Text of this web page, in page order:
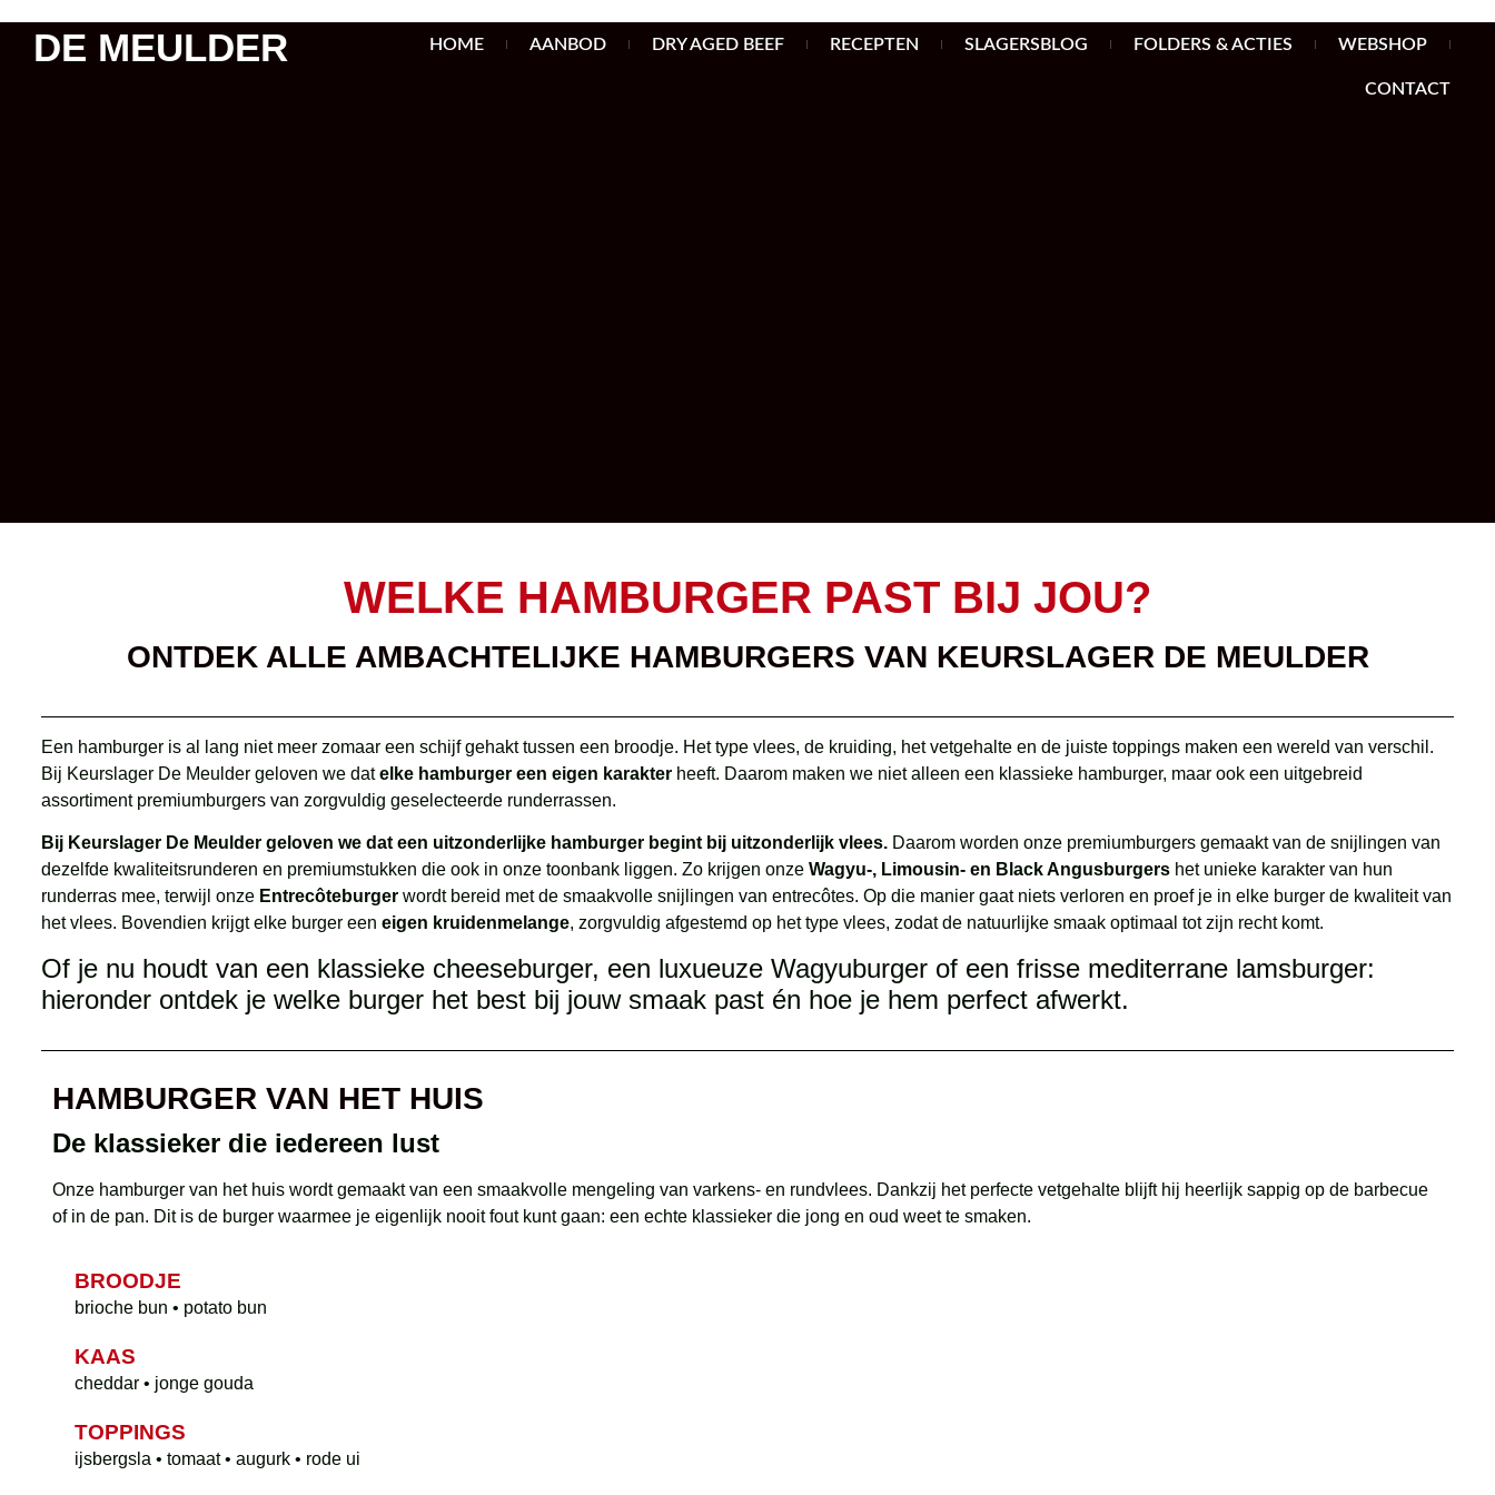
DE MEULDER HOME AANBOD DRY AGED BEEF RECEPTEN SLAGERSBLOG FOLDERS & ACTIES WEBSHOP
CONTACT
WELKE HAMBURGER PAST BIJ JOU?
ONTDEK ALLE AMBACHTELIJKE HAMBURGERS VAN KEURSLAGER DE MEULDER
Een hamburger is al lang niet meer zomaar een schijf gehakt tussen een broodje. Het type vlees, de kruiding, het vetgehalte en de juiste toppings maken een wereld van verschil.
Bij Keurslager De Meulder geloven we datelke hamburger een eigen karakter heeft. Daarom maken we niet alleen een klassieke hamburger, maar ook een uitgebreid
assortiment premiumburgers van zorgvuldig geselecteerde runderrassen.
Bij Keurslager De Meulder geloven we dat een uitzonderlijke hamburger begint bij uitzonderlijk vlees. Daarom worden onze premiumburgers gemaakt van de snijlingen van
dezelfde kwaliteitsrunderen en premiumstukken die ook in onze toonbank liggen. Zo krijgen onze Wagyu-, Limousin- en Black Angusburgers het unieke karakter van hun
runderras mee, terwijl onze Entrecôteburger wordt bereid met de smaakvolle snijlingen van entrecôtes. Op die manier gaat niets verloren en proef je in elke burger de kwaliteit van
het vlees. Bovendien krijgt elke burger een eigen kruidenmelange, zorgvuldig afgestemd op het type vlees, zodat de natuurlijke smaak optimaal tot zijn recht komt.
Of je nu houdt van een klassieke cheeseburger, een luxueuze Wagyuburger of een frisse mediterrane lamsburger:
hieronder ontdek je welke burger het best bij jouw smaak past én hoe je hem perfect afwerkt.
HAMBURGER VAN HET HUIS
De klassieker die iedereen lust
Onze hamburger van het huis wordt gemaakt van een smaakvolle mengeling van varkens- en rundvlees. Dankzij het perfecte vetgehalte blijft hij heerlijk sappig op de barbecue
of in de pan. Dit is de burger waarmee je eigenlijk nooit fout kunt gaan: een echte klassieker die jong en oud weet te smaken.
BROODJE
brioche bun • potato bun
KAAS
cheddar • jonge gouda
TOPPINGS
ijsbergsla • tomaat • augurk • rode ui